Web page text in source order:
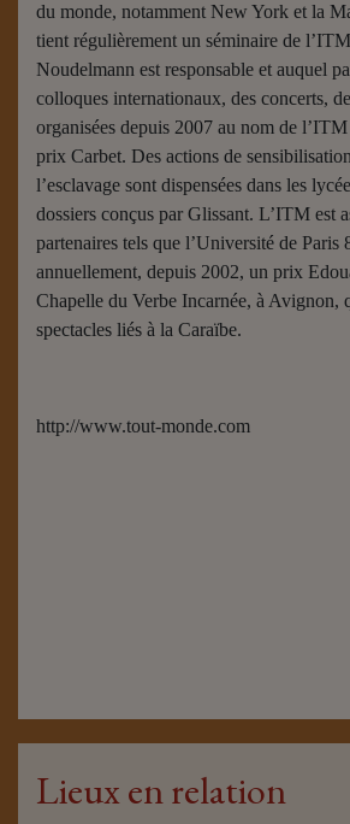
du monde, notamment New York et la
tient régulièrement un séminaire de
Noudelmann est responsable et auquel
colloques internationaux, des concerts,
organisées depuis 2007 au nom de
prix Carbet. Des actions de
l’esclavage sont dispensées dans les
dossiers conçus par Glissant. L’ITM est
partenaires tels que l’Université de Paris
annuellement, depuis 2002, un prix
Chapelle du Verbe Incarnée, à Avignon,
spectacles liés à la Caraïbe.
http://www.tout-monde.com
Lieux en relation